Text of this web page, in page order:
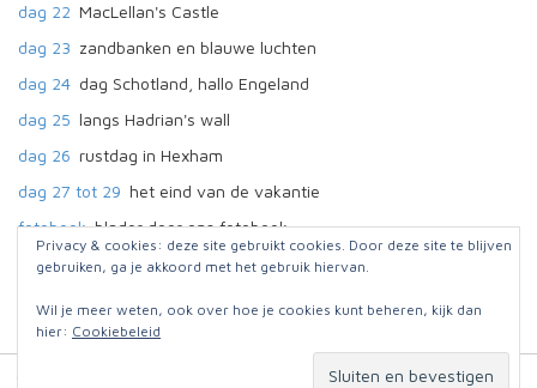
dag 22 MacLellan's Castle
dag 23 zandbanken en blauwe luchten
dag 24 dag Schotland, hallo Engeland
dag 25 langs Hadrian's wall
dag 26 rustdag in Hexham
dag 27 tot 29 het eind van de vakantie
fotoboek blader door ons fotoboek
Omniafausta grafisch ontwerp
Privacy & cookies: deze site gebruikt cookies. Door deze site te blijven
gebruiken, ga je akkoord met het gebruik hiervan.
Wil je meer weten, ook over hoe je cookies kunt beheren, kijk dan
hier: Cookiebeleid